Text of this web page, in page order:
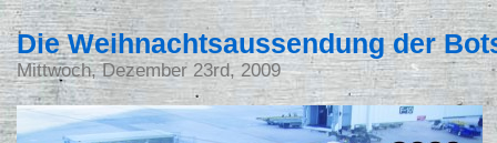
Die Weihnachtsaussendung der
Mittwoch, Dezember 23rd, 2009